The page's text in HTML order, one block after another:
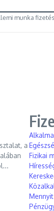
munka
a
Fizikai